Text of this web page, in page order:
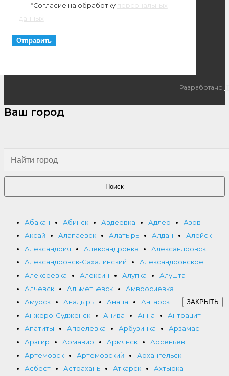
*Согласие на обработку персональных
данных
Разработано
Ваш город
Поиск
Абакан Абинск Авдеевка Адлер
Азов
Аксай
Алапаевск Алатырь Алдан
Алейск
Александрия
Александровка
Александровск
Александровск-Сахалинский
Александровское
Алексеевка
Алексин Алупка
Алушта
Алчевск
Альметьевск
Амвросиевка
Амурск
Анадырь Анапа
Ангарск
Анжеро-Судженск
Анива Анна
Антрацит
Апатиты
Апрелевка Арбузинка
Арзамас
Арзгир
Армавир Армянск
Арсеньев
Артёмовск
Артемовский
Архангельск
Асбест
Астрахань Аткарск
Ахтырка
ЗАКРЫТЬ